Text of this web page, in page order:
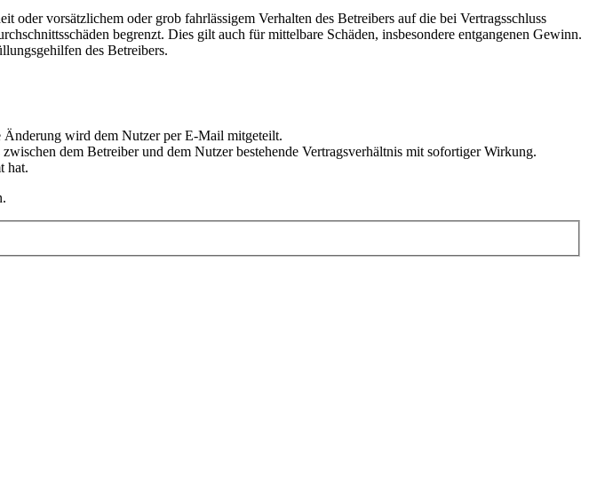
vorsätzlichem oder grob fahrlässigem Verhalten des Betreibers auf die bei Vertragsschluss
begrenzt. Dies gilt auch für mittelbare Schäden, insbesondere entgangenen Gewinn.
des Betreibers.
Änderung wird dem Nutzer per E-Mail mitgeteilt.
dem Betreiber und dem Nutzer bestehende Vertragsverhältnis mit sofortiger Wirkung.
hat.